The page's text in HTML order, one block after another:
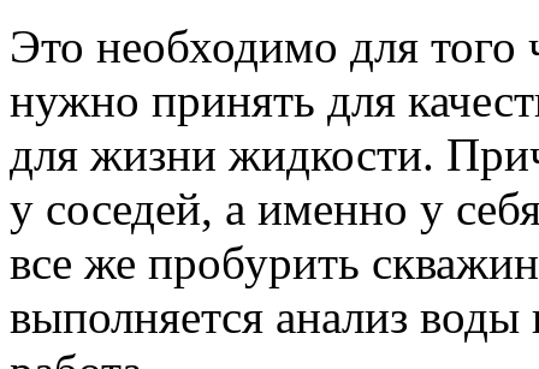
Это необходимо для того
нужно принять для
для жизни жидкости.
у соседей, а именно у
все же пробурить
выполняется анализ